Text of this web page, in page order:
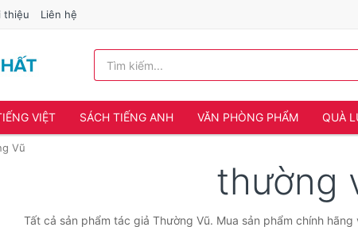
thiệu Liên hệ
VIỆT SÁCH TIẾNG ANH VĂN PHÒNG PHẨM QUÀ
Vũ
thường
Tất cả sản phẩm tác giả Thường Vũ. Mua sản phẩm chính